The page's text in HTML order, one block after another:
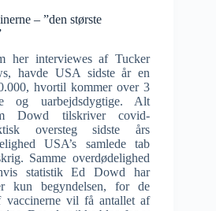
– ”den største
her interviewes af Tucker
havde USA sidste år en
hvortil kommer over 3
og uarbejdsdygtige. Alt
Dowd tilskriver covid-
oversteg sidste års
USA’s samlede tab
Samme overdødelighed
statistik Ed Dowd har
kun begyndelsen, for de
vaccinerne vil få antallet af